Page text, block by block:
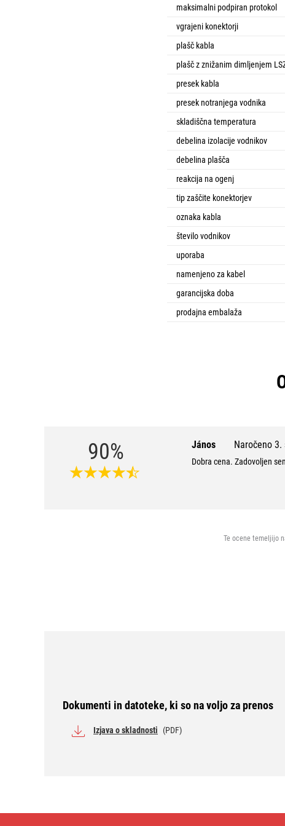
maksimalni podpiran protokol
vgrajeni konektorji
plašč kabla
plašč z znižanim dimljenjem
presek kabla
presek notranjega vodnika
skladiščna temperatura
debelina izolacije vodnikov
debelina plašča
reakcija na ogenj
tip zaščite konektorjev
oznaka kabla
število vodnikov
uporaba
namenjeno za kabel
garancijska doba
prodajna embalaža
90% János Naročeno 3.
Dobra cena. Zadovoljen
Te ocene temeljijo
Dokumenti in datoteke, ki so na voljo za prenos
Izjava o skladnosti (PDF)